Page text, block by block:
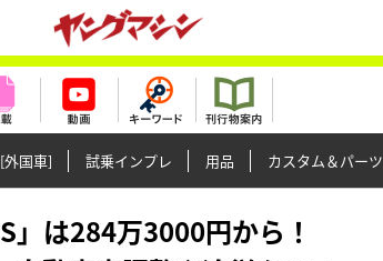
国車] 試乗インプレ 用品 カスタム＆パーツ
は284万3000円から！